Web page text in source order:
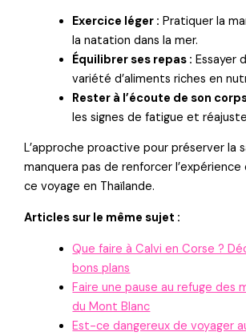
Exercice léger : Pratiquer la
la natation dans la mer.
Équilibrer ses repas : Essayer
variété d’aliments riches en
Rester à l’écoute de son
les signes de fatigue et
L’approche proactive pour préserver la
manquera pas de renforcer
ce voyage en Thaïlande.
Articles sur le même sujet :
Que faire à Calvi en Corse ?
bons plans
Faire une pause au refuge des
du Mont Blanc
Est-ce dangereux de voyager